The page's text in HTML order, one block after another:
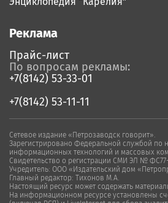
Реклама
Прайс-лист
По вопросам рекламы:
+7(8142) 53-33-01
+7(8142) 53-11-11
Сетевое издание «Петрозаводск говорит».
Зарегистрировано Федеральной службой по
информационных технологий и массовых
Свидетельство о регистрации СМИ ЭЛ № ФС77-
Учредитель: ООО «Издательский дом
Главный редактор: Тихонов М.А.
Настоящий ресурс может содержать
На информационном ресурсе установлены